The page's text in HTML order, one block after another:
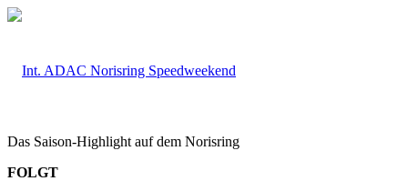
Das Saison-Highlight auf dem Norisring
FOLGT